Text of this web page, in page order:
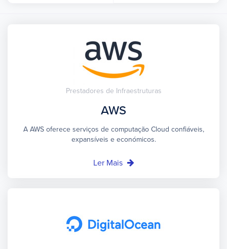
Prestadores de Infraestruturas
AWS
A AWS oferece serviços de computação Cloud confiáveis,
expansíveis e económicos.
Ler Mais